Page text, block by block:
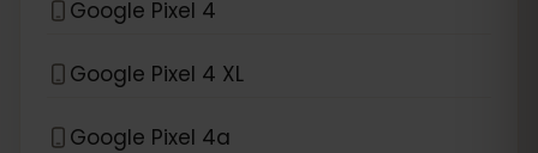
Google Pixel 4
Google Pixel 4 XL
Google Pixel 4a